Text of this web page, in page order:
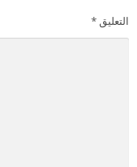
التعليق*